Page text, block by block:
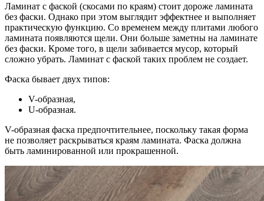
Ламинат с фаской (скосами по краям) стоит дороже ламината
без фаски. Однако при этом выглядит эффектнее и выполняет
практическую функцию. Со временем между плитами любого
ламината появляются щели. Они больше заметны на ламинате
без фаски. Кроме того, в щели забивается мусор, который
сложно убрать. Ламинат с фаской таких проблем не создает.
Фаска бывает двух типов:
V-образная,
U-образная.
V-образная фаска предпочтительнее, поскольку такая форма
не позволяет раскрываться краям ламината. Фаска должна
быть ламинированной или прокрашенной.